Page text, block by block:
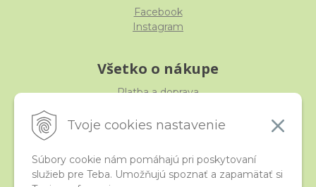
Tvoje cookies nastavenie
Súbory cookie nám pomáhajú pri poskytovaní
služieb pre Teba. Umožňujú spoznať a zapamätať si
Facebook
Instagram
Všetko o nákupe
Platba a doprava
Obchodné podmienky
iStraka